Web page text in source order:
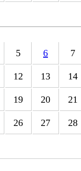
5 6 7
12 13 14
19 20 21
26 27 28